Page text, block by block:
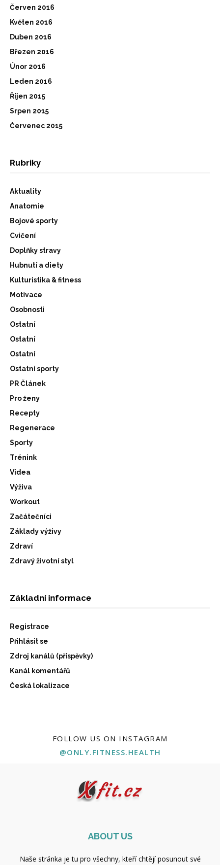
Červen 2016
Květen 2016
Duben 2016
Březen 2016
Únor 2016
Leden 2016
Říjen 2015
Srpen 2015
Červenec 2015
Rubriky
Aktuality
Anatomie
Bojové sporty
Cvičení
Doplňky stravy
Hubnutí a diety
Kulturistika & fitness
Motivace
Osobnosti
Ostatní
Ostatní
Ostatní
Ostatní sporty
PR Článek
Pro ženy
Recepty
Regenerace
Sporty
Trénink
Videa
Výživa
Workout
Začátečníci
Základy výživy
Zdraví
Zdravý životní styl
Základní informace
Registrace
Přihlásit se
Zdroj kanálů (příspěvky)
Kanál komentářů
Česká lokalizace
FOLLOW US ON INSTAGRAM
@ONLY.FITNESS.HEALTH
ABOUT US
Naše stránka je tu pro všechny, kteří chtějí posunout své